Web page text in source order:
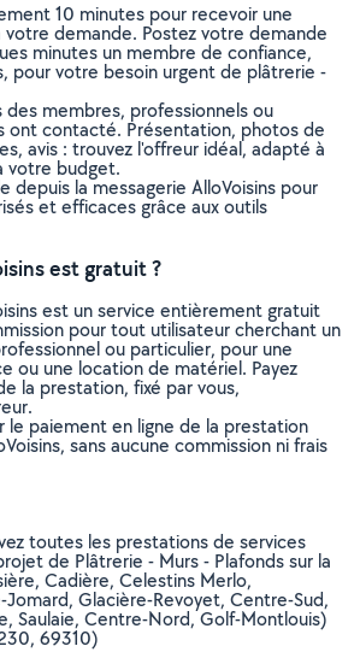
10 minutes pour recevoir une
demande. Postez votre demande
minutes un membre de confiance,
pour votre besoin urgent de plâtrerie -
des membres, professionnels ou
ont contacté. Présentation, photos de
avis : trouvez l'offreur idéal, adapté à
votre budget.
depuis la messagerie AlloVoisins pour
et efficaces grâce aux outils
est gratuit ?
est un service entièrement gratuit
pour tout utilisateur cherchant un
ou particulier, pour une
ou une location de matériel. Payez
la prestation, fixé par vous,
le paiement en ligne de la prestation
sans aucune commission ni frais
toutes les prestations de services
de Plâtrerie - Murs - Plafonds sur la
Cadière, Celestins Merlo,
Glacière-Revoyet, Centre-Sud,
Saulaie, Centre-Nord, Golf-Montlouis)
69310)